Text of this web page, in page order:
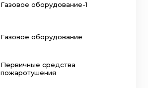
Газовое оборудование-1
Газовое оборудование
Первичные средства
пожаротушения